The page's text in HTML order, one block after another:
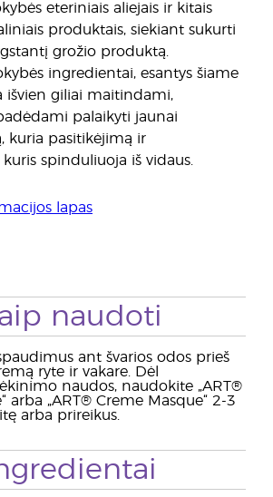
eteriniais aliejais ir kitais
produktais, siekiant sukurti
grožio produktą.
ingredientai, esantys šiame
išvien giliai maitindami,
palaikyti jaunai
kuria pasitikėjimą ir
spinduliuoja iš vidaus.
lapas
naudoti
ant švarios odos prieš
ryte ir vakare. Dėl
naudos, naudokite „ART®
arba „ART® Creme Masque“ 2-3
arba prireikus.